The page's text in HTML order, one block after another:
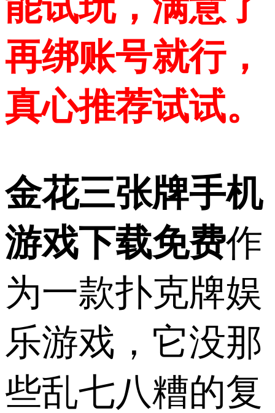
再绑账号就行，
真心推荐试试。​
金花三张牌手机
游戏下载免费作
为一款扑克牌娱
乐游戏，它没那
些乱七八糟的复